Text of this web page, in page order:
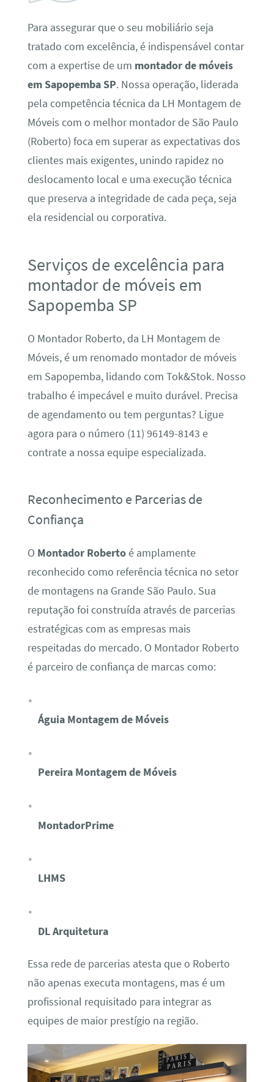
Para assegurar que o seu mobiliário seja
tratado com excelência, é indispensável contar
com a expertise de um montador de móveis
em Sapopemba SP. Nossa operação, liderada
pela competência técnica da LH Montagem de
Móveis com o melhor montador de São Paulo
(Roberto) foca em superar as expectativas dos
clientes mais exigentes, unindo rapidez no
deslocamento local e uma execução técnica
que preserva a integridade de cada peça, seja
ela residencial ou corporativa.
Serviços de excelência para
montador de móveis em
Sapopemba SP
O Montador Roberto, da LH Montagem de
Móveis, é um renomado montador de móveis
em Sapopemba, lidando com Tok&Stok. Nosso
trabalho é impecável e muito durável. Precisa
de agendamento ou tem perguntas? Ligue
agora para o número (11) 96149-8143 e
contrate a nossa equipe especializada.
Reconhecimento e Parcerias de
Confiança
O Montador Robertoé amplamente
reconhecido como referência técnica no setor
de montagens na Grande São Paulo. Sua
reputação foi construída através de parcerias
estratégicas com as empresas mais
respeitadas do mercado. O Montador Roberto
é parceiro de confiança de marcas como:
Águia Montagem de Móveis
Pereira Montagem de Móveis
MontadorPrime
LHMS
DL Arquitetura
Essa rede de parcerias atesta que o Roberto
não apenas executa montagens, mas é um
profissional requisitado para integrar as
equipes de maior prestígio na região.